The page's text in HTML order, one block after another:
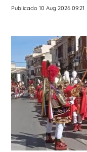
Publicado 10 Aug 2026 09:21